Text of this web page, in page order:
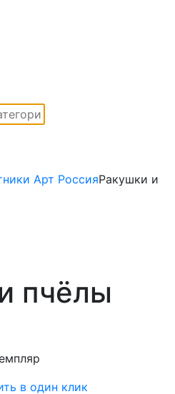
Арт РоссияРакушки и
пчёлы
в один клик